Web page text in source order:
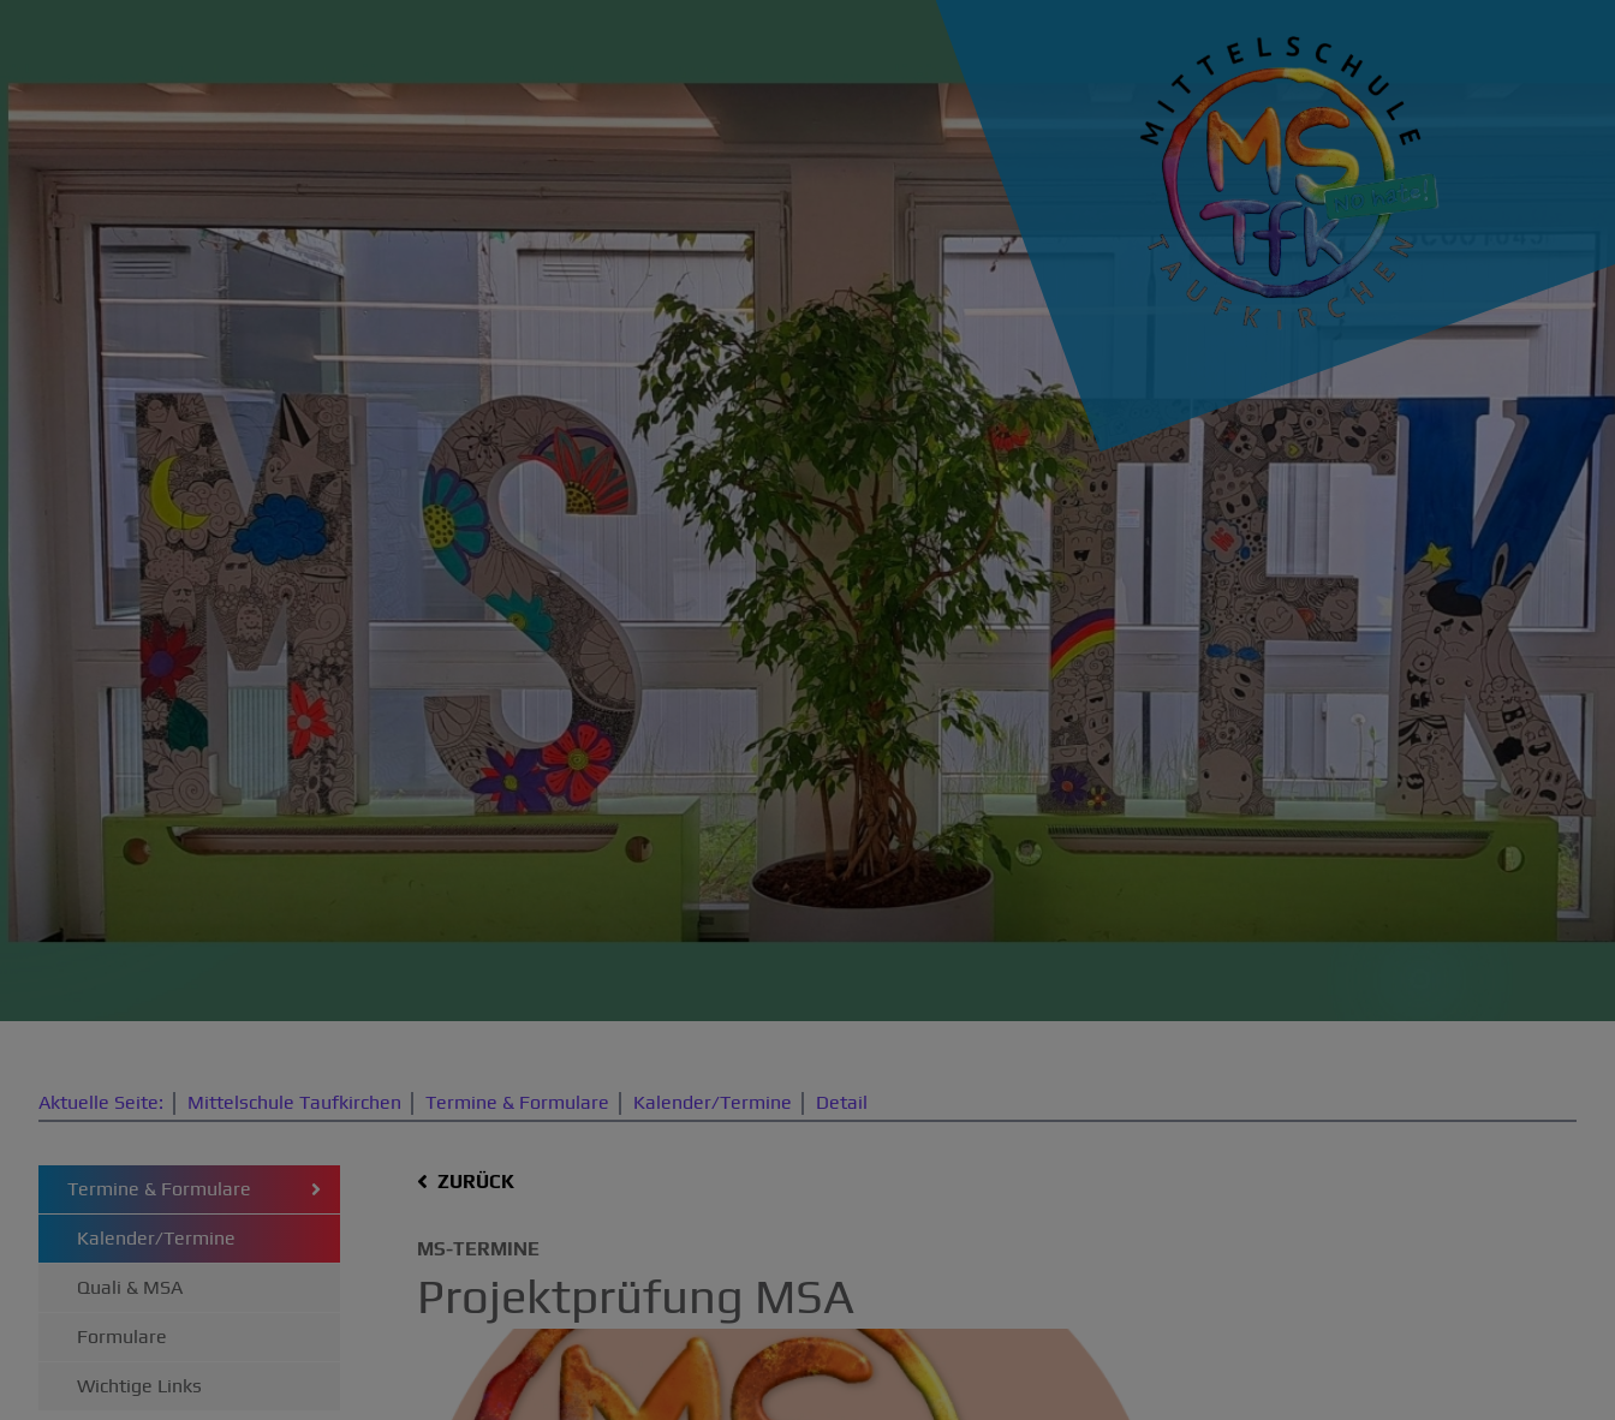
Termine & Formulare
Kalender/Termine
Quali & MSA
Formulare
Wichtige Links
Aktuelle Seite: Mittelschule Taufkirchen Termine & Formulare Kalender/Termine Detail
ZURÜCK
MS-TERMINE
Projektprüfung MSA